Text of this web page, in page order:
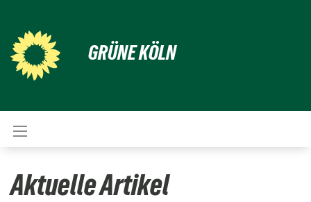
GRÜNE KÖLN
Aktuelle Artikel